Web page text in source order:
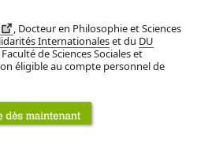
, Docteur en Philosophie et Sciences
Internationaleset du DU
Faculté de Sciences Sociales et
éligible au compte personnel de